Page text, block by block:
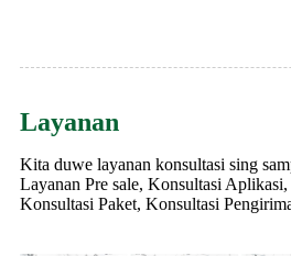
Layanan
Kita duwe layanan konsultasi sing
Layanan Pre sale, Konsultasi
Konsultasi Paket, Konsultasi